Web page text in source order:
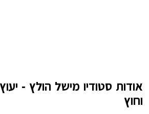
אודות סטודיו מישל הולץ -
וחוץ